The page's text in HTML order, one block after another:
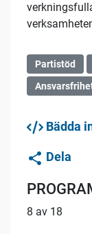
Partistöd
Bädda
Dela
8 av 18